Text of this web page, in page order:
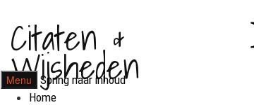
Citaten &
Wijsheden
Menu
Spring naar inhoud
Home